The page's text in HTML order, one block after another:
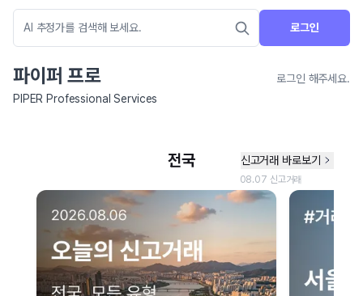
로그인
파이퍼 프로
로그인 해주세요.
PIPER Professional Services